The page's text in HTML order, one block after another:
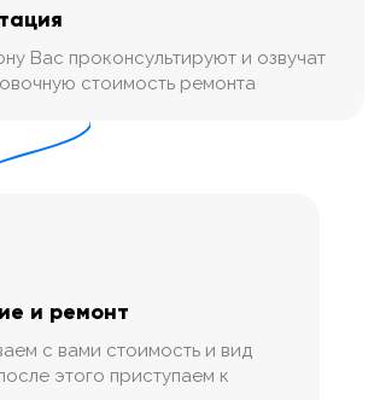
Вас проконсультируют и озвучат
стоимость ремонта
и ремонт
с вами стоимость и вид
этого приступаем к